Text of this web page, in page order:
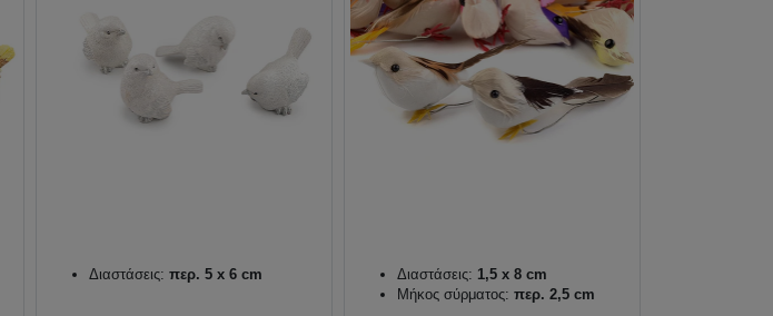
Διαστάσεις: περ. 5 x 6 cm Διαστάσεις: 1,5 x 8 cm
Μήκος σύρματος: περ. 2,5 cm